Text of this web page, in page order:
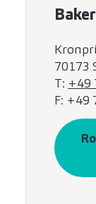
70173
T: +49
F: +49